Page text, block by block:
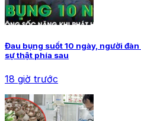
Đau bụng suốt 10 ngày, người
sự thật phía sau
18 giờ trước